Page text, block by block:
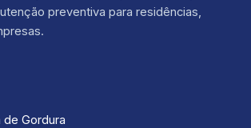
preventiva para residências,
Gordura